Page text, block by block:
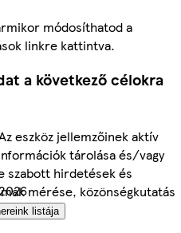
módosíthatod a
linkre kattintva.
a következő célokra
eszköz jellemzőinek aktív
tárolása és/vagy
szabott hirdetések és
mérése, közönségkutatás
listája